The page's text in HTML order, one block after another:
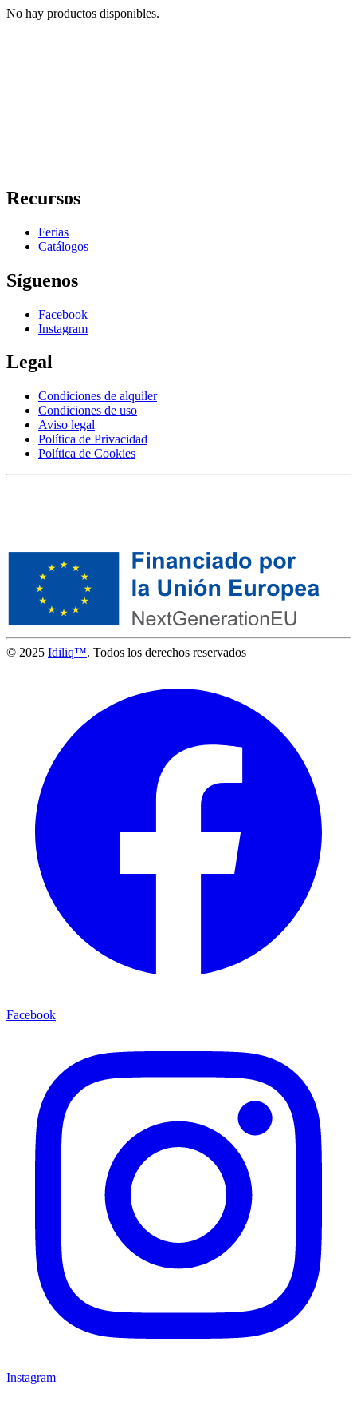
No hay productos disponibles.
Recursos
Ferias
Catálogos
Síguenos
Facebook
Instagram
Legal
Condiciones de alquiler
Condiciones de uso
Aviso legal
Política de Privacidad
Política de Cookies
© 2025 Idiliq™. Todos los derechos reservados
Facebook
Instagram